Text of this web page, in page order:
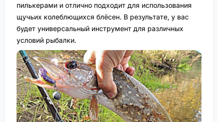
пилькерами и отлично подходит для использования
щучьих колеблющихся блёсен. В результате, у вас
будет универсальный инструмент для различных
условий рыбалки.